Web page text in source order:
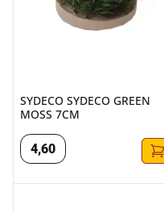
SYDECO SYDECO GREEN
MOSS 7CM
4,60